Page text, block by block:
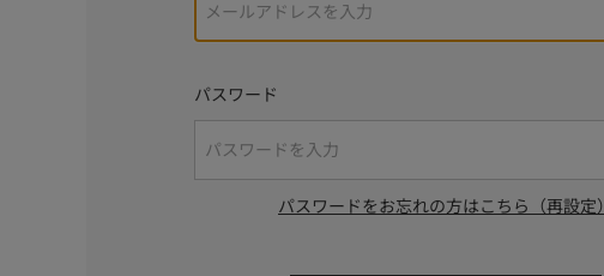
パスワード
パスワードをお忘れの方はこちら（再設定）